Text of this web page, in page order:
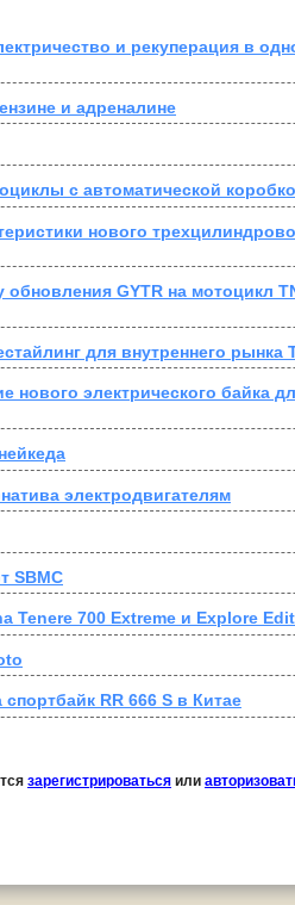
и рекуперация в
и адреналине
с автоматической
нового
GYTR на мотоцикл
для внутреннего рынка
нового электрического байка
электродвигателям
SBMC
Tenere 700 Extreme и Explore
RR 666 S в Китае
зарегистрироваться или